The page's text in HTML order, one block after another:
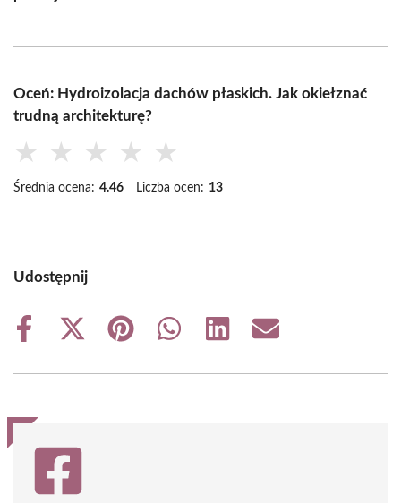
Oceń: Hydroizolacja dachów płaskich. Jak okiełznać
trudną architekturę?
★ ★ ★ ★ ★
Średnia ocena: 4.46 Liczba ocen: 13
Udostępnij
Share
Share
(Twitter)
Share
Share
Share
Share